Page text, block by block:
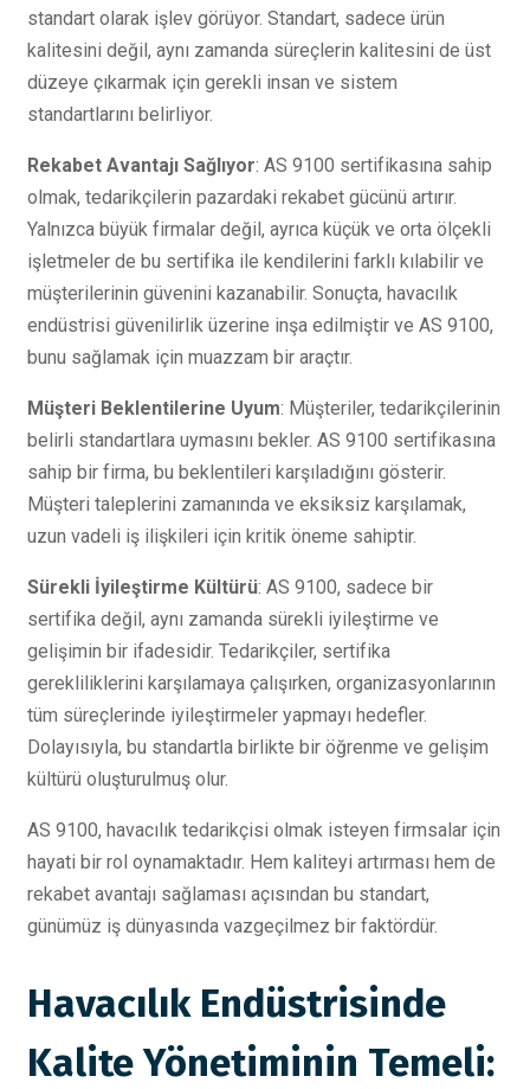
standart olarak işlev görüyor. Standart, sadece ürün
kalitesini değil, aynı zamanda süreçlerin kalitesini de üst
düzeye çıkarmak için gerekli insan ve sistem
standartlarını belirliyor.
Rekabet Avantajı Sağlıyor: AS 9100 sertifikasına sahip
olmak, tedarikçilerin pazardaki rekabet gücünü artırır.
Yalnızca büyük firmalar değil, ayrıca küçük ve orta ölçekli
işletmeler de bu sertifika ile kendilerini farklı kılabilir ve
müşterilerinin güvenini kazanabilir. Sonuçta, havacılık
endüstrisi güvenilirlik üzerine inşa edilmiştir ve AS 9100,
bunu sağlamak için muazzam bir araçtır.
Müşteri Beklentilerine Uyum: Müşteriler, tedarikçilerinin
belirli standartlara uymasını bekler. AS 9100 sertifikasına
sahip bir firma, bu beklentileri karşıladığını gösterir.
Müşteri taleplerini zamanında ve eksiksiz karşılamak,
uzun vadeli iş ilişkileri için kritik öneme sahiptir.
Sürekli İyileştirme Kültürü: AS 9100, sadece bir
sertifika değil, aynı zamanda sürekli iyileştirme ve
gelişimin bir ifadesidir. Tedarikçiler, sertifika
gerekliliklerini karşılamaya çalışırken, organizasyonlarının
tüm süreçlerinde iyileştirmeler yapmayı hedefler.
Dolayısıyla, bu standartla birlikte bir öğrenme ve gelişim
kültürü oluşturulmuş olur.
AS 9100, havacılık tedarikçisi olmak isteyen firmsalar için
hayati bir rol oynamaktadır. Hem kaliteyi artırması hem de
rekabet avantajı sağlaması açısından bu standart,
günümüz iş dünyasında vazgeçilmez bir faktördür.
Havacılık Endüstrisinde
Kalite Yönetiminin Temeli: